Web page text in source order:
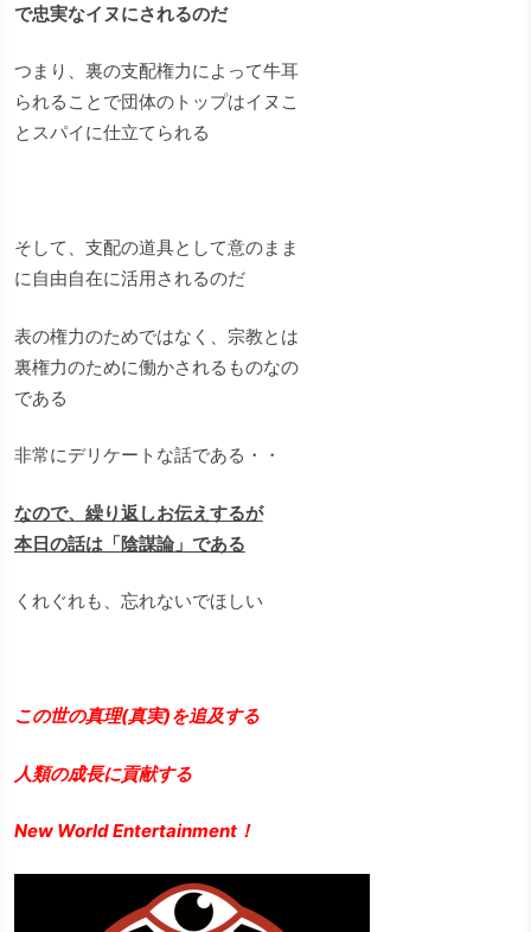
で忠実なイヌにされるのだ
つまり、裏の支配権力によって牛耳
られることで団体のトップはイヌこ
とスパイに仕立てられる
そして、支配の道具として意のまま
に自由自在に活用されるのだ
表の権力のためではなく、宗教とは
裏権力のために働かされるものなの
である
非常にデリケートな話である・・
なので、繰り返しお伝えするが
本日の話は「陰謀論」である
くれぐれも、忘れないでほしい
この世の真理(真実)を追及する
人類の成長に貢献する
New World Entertainment！